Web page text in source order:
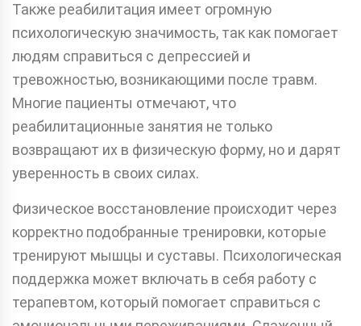
Также реабилитация имеет огромную
психологическую значимость, так как помогает
людям справиться с депрессией и
тревожностью, возникающими после травм.
Многие пациенты отмечают, что
реабилитационные занятия не только
возвращают их в физическую форму, но и дарят
уверенность в своих силах.
Физическое восстановление происходит через
корректно подобранные тренировки, которые
тренируют мышцы и суставы. Психологическая
поддержка может включать в себя работу с
терапевтом, который помогает справиться с